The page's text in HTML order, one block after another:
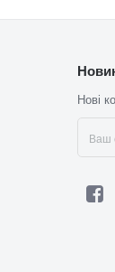
Нові